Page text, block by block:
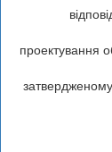
проектування